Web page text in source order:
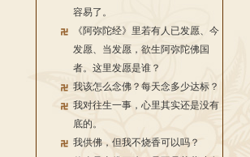
容易了。
《阿弥陀经》里若有人已发愿、今
发愿、当发愿，欲生阿弥陀佛国
者。这里发愿是谁？
我该怎么念佛？每天念多少达标？
我对往生一事，心里其实还是没有
底的。
我供佛，但我不烧香可以吗？